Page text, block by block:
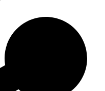
aufrechten Ohren und ihr
Aussehen und ihr
modernen
eingebracht.
sind nicht nur in
auch als liebevolle